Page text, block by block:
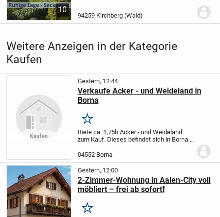
10
94259 Kirchberg (Wald)
Weitere Anzeigen in der Kategorie
Kaufen
Gestern, 12:44
Verkaufe Acker - und Weideland in
Borna
Merken
Biete ca. 1,75h Acker - und Weideland
zum Kauf. Dieses befindet sich in Borna.
04552 Borna
Gestern, 12:00
2-Zimmer-Wohnung in Aalen-City voll
möbliert – frei ab sofort❗️
Merken